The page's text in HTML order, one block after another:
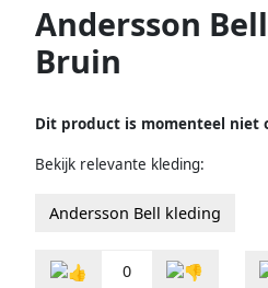
Andersson
Bruin
Dit product is momenteel niet
Bekijk relevante kleding:
Andersson Bell kleding
0